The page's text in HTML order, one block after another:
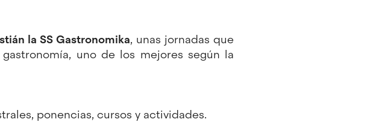
la SS Gastronomika, unas jornadas que
uno de los mejores según la
ponencias, cursos y actividades.